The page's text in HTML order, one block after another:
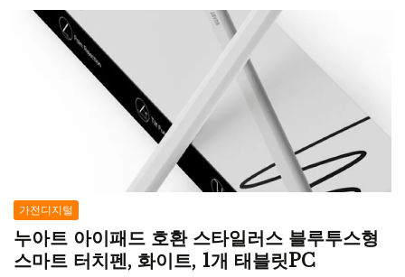
가전디지털
누아트 아이패드 호환 스타일러스 블루투스형
스마트 터치펜, 화이트, 1개 태블릿PC